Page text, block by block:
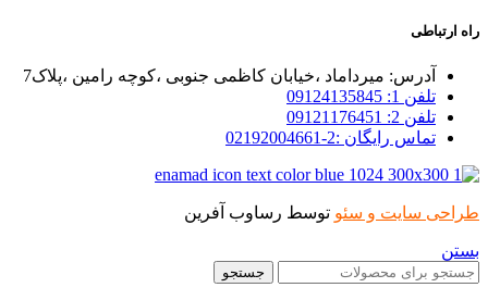
راه ارتباطی
آدرس: میرداماد ،خیابان کاظمی جنوبی ،کوچه رامین ،پلاک7
تلفن 1: 09124135845
تلفن 2: 09121176451
تماس رایگان :2-02192004661
طراحی سایت و سئو توسط رساوب آفرین
بستن
جستجو